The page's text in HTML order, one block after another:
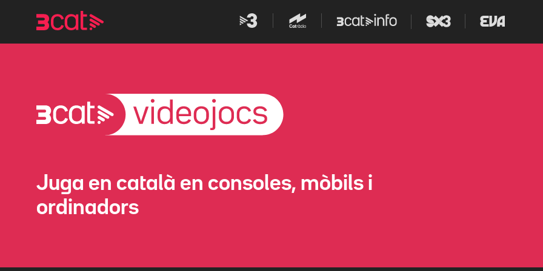
navegació
contingut
Juga en català en consoles, mòbils i
ordinadors